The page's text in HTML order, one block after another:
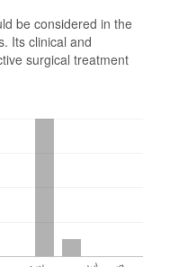
be considered in the
Its clinical and
surgical treatment